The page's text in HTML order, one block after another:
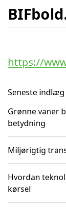
https://
Seneste indlæg
Grønne vaner
betydning
Miljørigtig
Hvordan
kørsel